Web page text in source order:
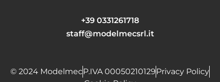
+39 0331261718
staff@modelmecsrl.it
© 2024 ModelmecP.IVA 00050210129Privacy Policy